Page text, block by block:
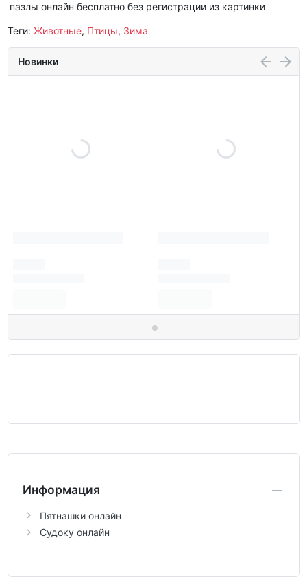
пазлы онлайн бесплатно без регистрации из картинки
Теги: Животные, Птицы, Зима
Новинки
Информация
Пятнашки онлайн
Судоку онлайн